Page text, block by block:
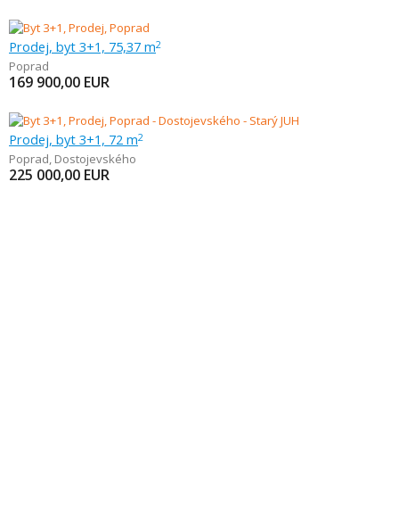
Prodej, byt 3+1, 75,37 m2
Poprad
169 900,00 EUR
Prodej, byt 3+1, 72 m2
Poprad, Dostojevského
225 000,00 EUR